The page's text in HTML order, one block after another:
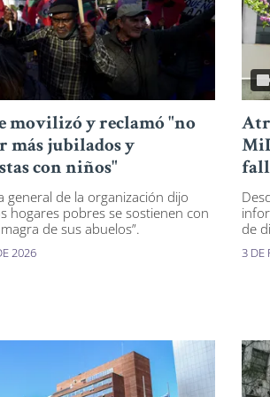
movilizó y reclamó "no
más jubilados y
con niños"
general de la organización dijo
hogares pobres se sostienen con
de sus abuelos”.
2026
de
3 DE